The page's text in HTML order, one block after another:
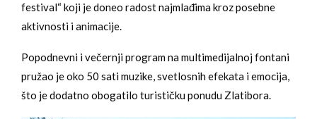
festival“ koji je doneo radost najmlađima kroz posebne
aktivnosti i animacije.
Popodnevni i večernji program na multimedijalnoj fontani
pružao je oko 50 sati muzike, svetlosnih efekata i emocija,
što je dodatno obogatilo turističku ponudu Zlatibora.